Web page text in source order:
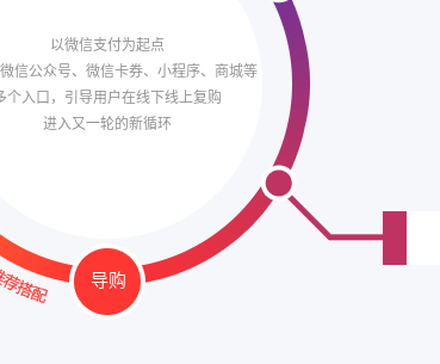
以微信支付为起点
信公众号、微信卡券、小程序、商城等
个入口，引导用户在线下线上复购
进入又一轮的新循环
导购